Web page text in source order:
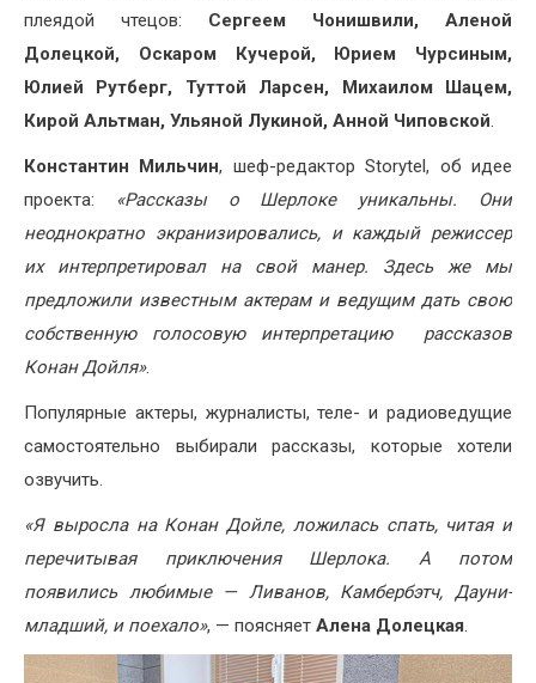
плеядой чтецов: Сергеем Чонишвили, Аленой
Долецкой, Оскаром Кучерой, Юрием Чурсиным,
Юлией Рутберг, Туттой Ларсен, Михаилом Шацем,
Кирой Альтман, Ульяной Лукиной, Анной Чиповской.
Константин Мильчин, шеф-редактор Storytel, об идее
проекта:
«Рассказы о Шерлоке уникальны. Они
неоднократно экранизировались, и каждый режиссер
их интерпретировал на свой манер. Здесь же мы
предложили известным актерам и ведущим дать свою
собственную голосовую интерпретацию рассказов
Конан Дойля».
Популярные актеры, журналисты, теле- и радиоведущие
самостоятельно выбирали рассказы, которые хотели
озвучить.
«Я выросла на Конан Дойле, ложилась спать, читая и
перечитывая приключения Шерлока. А потом
появились любимые — Ливанов, Камбербэтч, Дауни-
младший, и поехало», — поясняет Алена Долецкая.